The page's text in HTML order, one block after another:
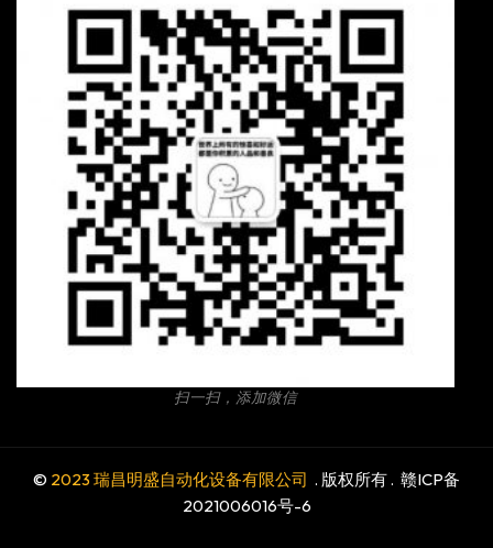
扫一扫，添加微信
© 2023 瑞昌明盛自动化设备有限公司 . 版权所有 . 赣ICP备
2021006016号-6